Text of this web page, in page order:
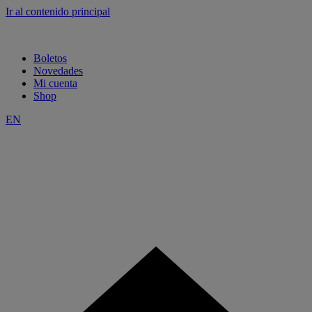
Ir al contenido principal
Boletos
Novedades
Mi cuenta
Shop
EN